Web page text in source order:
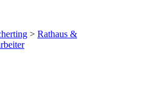
> Rathaus &